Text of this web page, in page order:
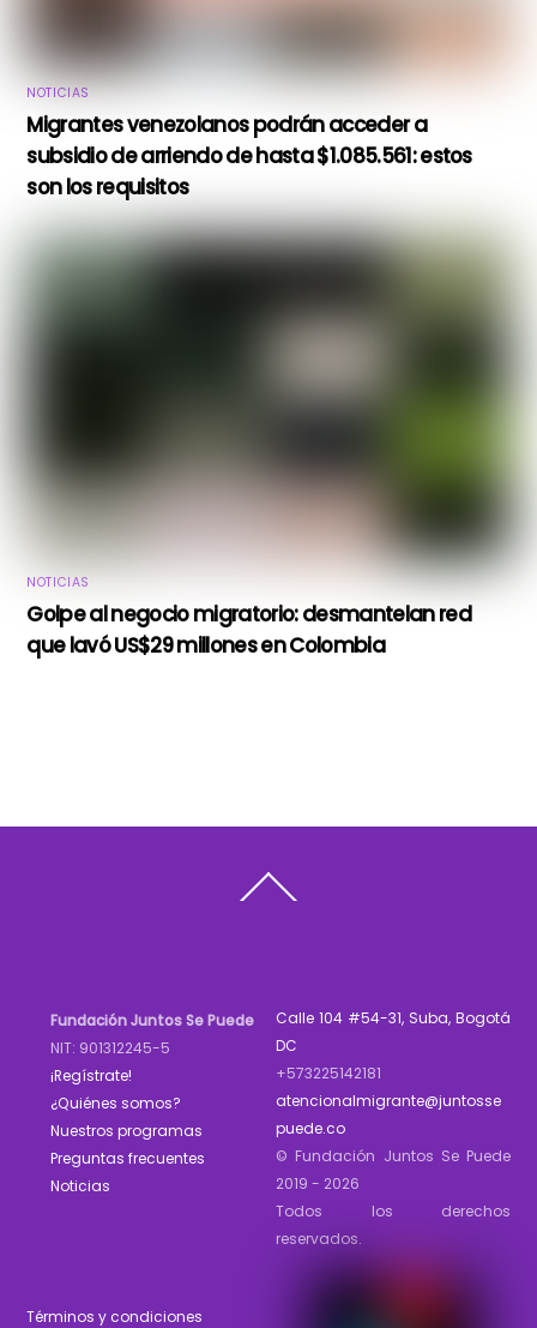
NOTICIAS
Migrantes venezolanos podrán acceder a
subsidio de arriendo de hasta $1.085.561: estos
son los requisitos
NOTICIAS
Golpe al negocio migratorio: desmantelan red
que lavó US$29 millones en Colombia
To
Fundación Juntos Se Puede
NIT: 901312245-5
¡Regístrate!
¿Quiénes somos?
Nuestros programas
Preguntas frecuentes
Noticias
Calle 104 #54-31, Suba, Bogotá
DC
+573225142181
atencionalmigrante@juntosse
puede.co
© Fundación Juntos Se Puede
2019 - 2026
Todos los derechos
reservados.
Términos y condiciones